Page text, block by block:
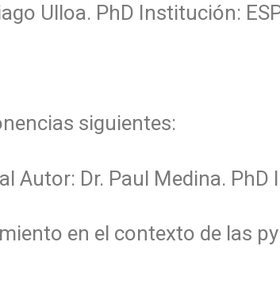
Ulloa. PhD Institución:
siguientes:
Autor: Dr. Paul Medina. PhD
en el contexto de las